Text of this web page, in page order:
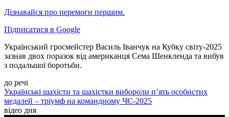
Дізнавайся про перемоги першим.
Підписатися в Google
Український гросмейстер Василь Іванчук на Кубку світу-2025
зазнав двох поразок від американця Сема Шенкленда та вибув
з подальшої боротьби.
до речі
Українські шахісти та шахістки вибороли п’ять особистих
медалей – тріумф на командному ЧЄ-2025
відео дня